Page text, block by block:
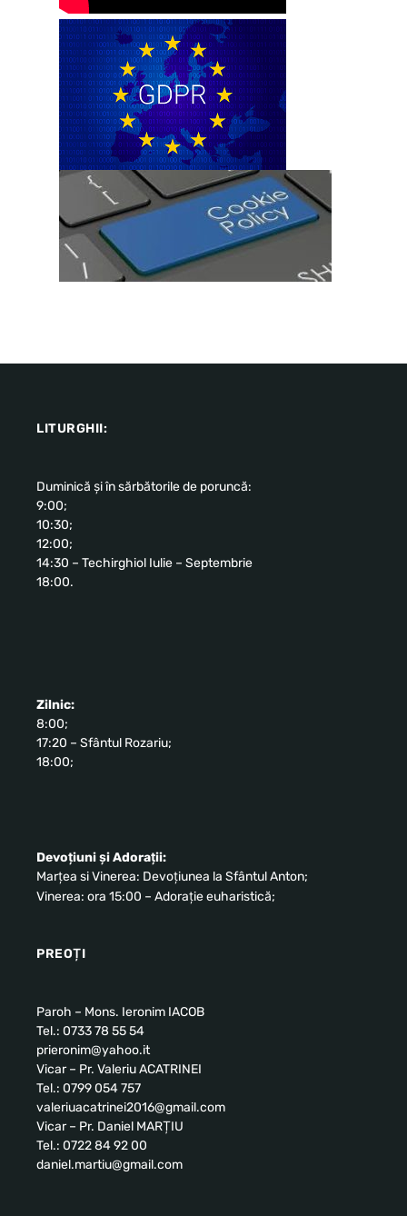
LITURGHII:
Duminică și în sărbătorile de poruncă:
9:00;
10:30;
12:00;
14:30 – Techirghiol Iulie – Septembrie
18:00.
Zilnic:
8:00;
17:20 – Sfântul Rozariu;
18:00;
Devoțiuni și Adorații:
Marțea si Vinerea: Devoțiunea la Sfântul Anton;
Vinerea: ora 15:00 – Adorație euharistică;
PREOȚI
Paroh – Mons. Ieronim IACOB
Tel.: 0733 78 55 54
prieronim@yahoo.it
Vicar – Pr. Valeriu ACATRINEI
Tel.: 0799 054 757
valeriuacatrinei2016@gmail.com
Vicar – Pr. Daniel MARȚIU
Tel.: 0722 84 92 00
daniel.martiu@gmail.com